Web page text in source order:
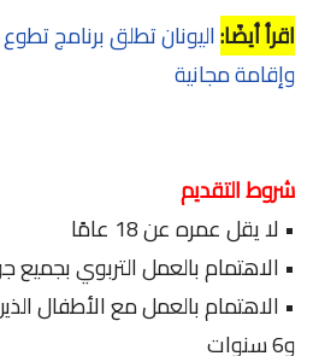
اقرأ أيضًا:اليونان تطلق برنامج
وإقامة مجانية
شروط التقديم
• لا يقل عمره عن 18 عامًا
• الاهتمام بالعمل التربوي بجميع
و6 سنوات